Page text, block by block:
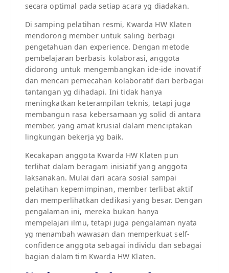
secara optimal pada setiap acara yg diadakan.
Di samping pelatihan resmi, Kwarda HW Klaten
mendorong member untuk saling berbagi
pengetahuan dan experience. Dengan metode
pembelajaran berbasis kolaborasi, anggota
didorong untuk mengembangkan ide-ide inovatif
dan mencari pemecahan kolaboratif dari berbagai
tantangan yg dihadapi. Ini tidak hanya
meningkatkan keterampilan teknis, tetapi juga
membangun rasa kebersamaan yg solid di antara
member, yang amat krusial dalam menciptakan
lingkungan bekerja yg baik.
Kecakapan anggota Kwarda HW Klaten pun
terlihat dalam beragam inisiatif yang anggota
laksanakan. Mulai dari acara sosial sampai
pelatihan kepemimpinan, member terlibat aktif
dan memperlihatkan dedikasi yang besar. Dengan
pengalaman ini, mereka bukan hanya
mempelajari ilmu, tetapi juga pengalaman nyata
yg menambah wawasan dan memperkuat self-
confidence anggota sebagai individu dan sebagai
bagian dalam tim Kwarda HW Klaten.